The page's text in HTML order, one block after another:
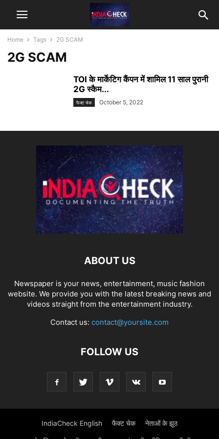
Home Tags 2G SCAM
2G SCAM
TOI के मार्केटिग कैंपन में शामिल 11 साल पुरानी
2G स्कैम...
फैक्ट चेक October 5, 2022
ABOUT US
Newspaper is your news, entertainment, music fashion
website. We provide you with the latest breaking news and
videos straight from the entertainment industry.
Contact us: contact@yoursite.com
FOLLOW US
IndiaCheck English फैक्ट चेक नेताओं के झूठ